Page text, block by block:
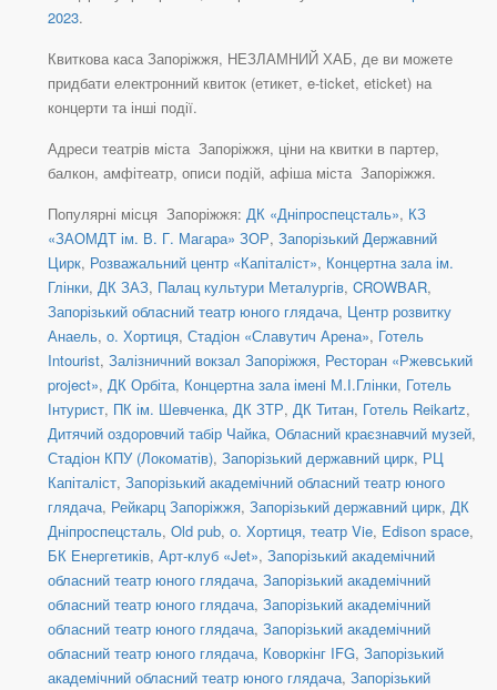
2023.
Квиткова каса Запоріжжя, НЕЗЛАМНИЙ ХАБ, де ви можете
придбати електронний квиток (етикет, e-ticket, eticket) на
концерти та інші події.
Адреси театрів міста Запоріжжя, ціни на квитки в партер,
балкон, амфітеатр, описи подій, афіша міста Запоріжжя.
Популярні місця Запоріжжя: ДК «Дніпроспецсталь», КЗ
«ЗАОМДТ ім. В. Г. Магара» ЗОР, Запорізький Державний
Цирк, Розважальний центр «Капіталіст», Концертна зала ім.
Глінки, ДК ЗАЗ, Палац культури Металургів, CROWBAR,
Запорізький обласний театр юного глядача, Центр розвитку
Анаель, о. Хортиця, Стадіон «Славутич Арена», Готель
Intourist, Залізничний вокзал Запоріжжя, Ресторан «Ржевський
project», ДК Орбіта, Концертна зала іменi М.І.Глінки, Готель
Інтурист, ПК ім. Шевченка, ДК ЗТР, ДК Титан, Готель Reikartz,
Дитячий оздоровчий табір Чайка, Обласний краєзнавчий музей,
Стадіон КПУ (Локоматів), Запорізький державний цирк, РЦ
Капіталіст, Запорізький академічний обласний театр юного
глядача, Рейкарц Запоріжжя, Запорізький державний цирк, ДК
Дніпроспецсталь, Old pub, о. Хортиця, театр Vie, Edison space,
БК Енергетиків, Арт-клуб «Jet», Запорізький академічний
обласний театр юного глядача, Запорізький академічний
обласний театр юного глядача, Запорізький академічний
обласний театр юного глядача, Запорізький академічний
обласний театр юного глядача, Коворкінг IFG, Запорізький
академічний обласний театр юного глядача, Запорізький